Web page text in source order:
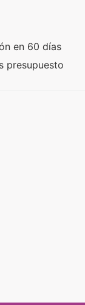
en 60 días
presupuesto